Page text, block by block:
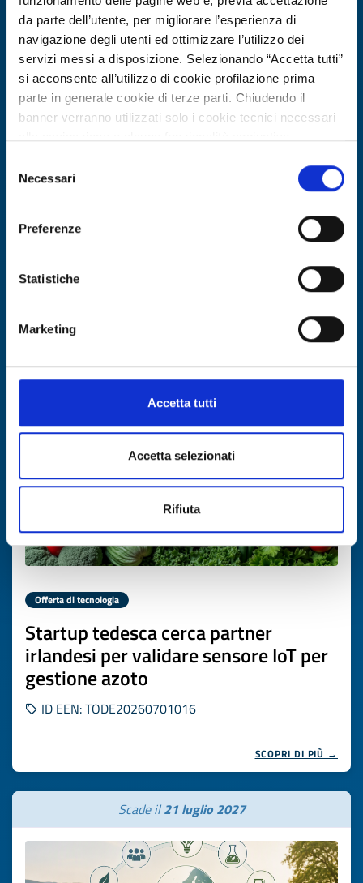
da parte dell’utente, per migliorare l’esperienza di
navigazione degli utenti ed ottimizzare l’utilizzo dei
servizi messi a disposizione. Selezionando “Accetta tutti”
si acconsente all’utilizzo di cookie profilazione prima
parte in generale cookie di terze parti. Chiudendo il
banner verranno utilizzati solo i cookie tecnici necessari
Per conoscere i dettagli, consulta la nostra cookie policy.
https://www.openinnovation.regione.lombardia.it/it/co
https://www.openinnovation.regione.lombardia.it/it/pr
delNecessari
Preferenze
Statistiche
Marketing
Accetta tutti
Accetta selezionati
Rifiuta
Offerta di tecnologia
Azienda francese offre simulazioni
molecolari per applicazioni biologiche
ID EEN: TOFR20260702026
SCOPRI DI PIÙ →
Offerta di tecnologia
Startup tedesca cerca partner
irlandesi per validare sensore IoT per
gestione azoto
ID EEN: TODE20260701016
SCOPRI DI PIÙ →
Scade il21 luglio 2027